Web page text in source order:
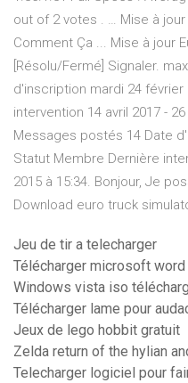
out of 2 votes . … Mise à
Comment Ça ... Mise à jour
[Résolu/Fermé] Signaler.
d'inscription mardi 24
intervention 14 avril 2017 -
Messages postés 14 Date
Statut Membre Dernière
2015 à 15:34. Bonjour, Je
Download euro truck
Jeu de tir a telecharger
Télécharger microsoft
Windows vista iso
Télécharger lame pour
Jeux de lego hobbit gratuit
Zelda return of the hylian
Telecharger logiciel pour